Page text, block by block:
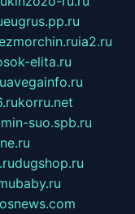
eugrus.pp.ru
ia2.ru
elita.ru
avegainfo.ru
korru.net
suo.spb.ru
dugshop.ru